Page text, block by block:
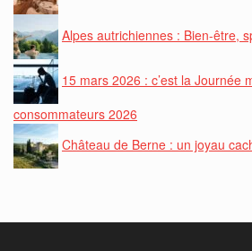
Alpes autrichiennes : Bien-être,
15 mars 2026 : c’est la Journée
consommateurs 2026
Château de Berne : un joyau